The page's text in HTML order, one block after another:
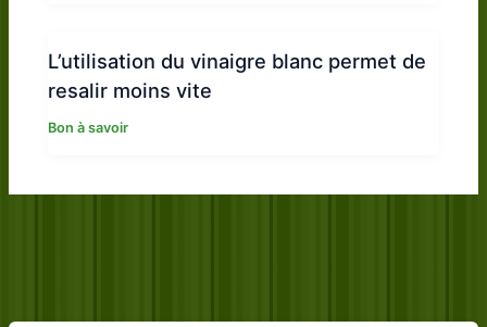
L’utilisation du vinaigre blanc permet de
resalir moins vite
Bon à savoir